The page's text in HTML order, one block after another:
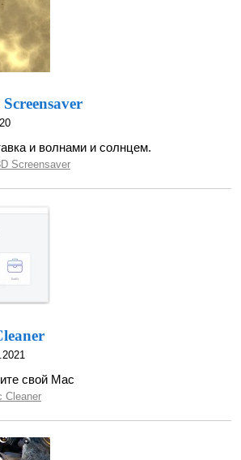
и волнами и солнцем.
Screensaver
свой Mac
Cleaner